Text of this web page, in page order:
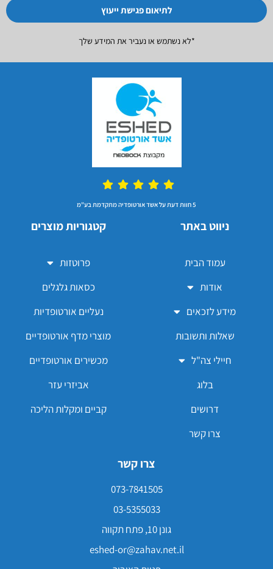
לתיאום פגישת ייעוץ
*לא נשתמש או נעביר את המידע שלך
5 חוות דעת על אשד אורטופדיה מתקדמת בע"מ
ניווט באתר
עמוד הבית
אודות
מידע לזכאים
שאלות ותשובות
חיילי צה"ל
בלוג
דרושים
צרו קשר
קטגוריות מוצרים
פרוטזות
כסאות גלגלים
נעליים אורטופדיות
מוצרי מדף אורטופדיים
מכשירים אורטופדיים
אביזרי עזר
קביים ומקלות הליכה
צרו קשר
073-7841505
03-5355033
גונן 10, פתח תקווה
eshed-or@zahav.net.il